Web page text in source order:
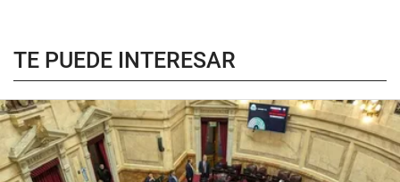
TE PUEDE INTERESAR